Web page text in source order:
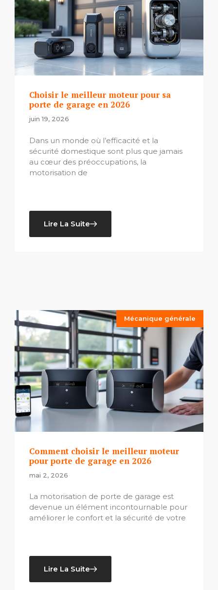
Choisir le meilleur moteur pour sa
porte de garage en 2026
juin 19, 2026
Dans un monde où l’efficacité et la
sécurité domestique sont plus que jamais
au cœur des préoccupations, la
motorisation de
Lire La Suite
Mécanique générale
Comment choisir le meilleur moteur
pour porte de garage en 2026
mai 2, 2026
La motorisation de porte de garage est
devenue un élément incontournable pour
améliorer le confort et la sécurité de votre
Lire La Suite